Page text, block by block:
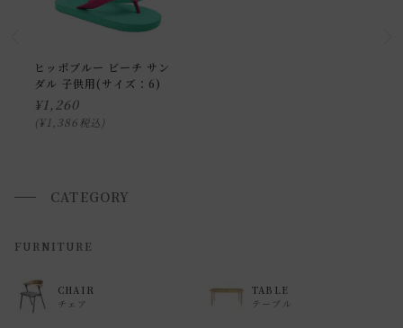
お届け時間帯(大型以外) は、
申し訳ございませんが、具体的な時間帯指定をしての出荷は
できません。
また、 日曜・祝日は、時間帯指定ができません。
いませ 。
返品・交換について
ご覧ください。
ヒッポブルー ビーチ サン
ダル 子供用(サイズ：6)
¥1,260
¥1,386 税込
CATEGORY
FURNITURE
CHAIR
チェア
TABLE
テーブル